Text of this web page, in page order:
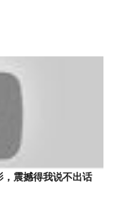
，震撼得我说不出话